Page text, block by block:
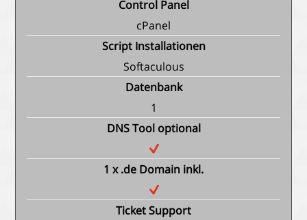
Control Panel
cPanel
Script Installationen
Softaculous
Datenbank
1
DNS Tool optional
1 x .de Domain inkl.
Ticket Support